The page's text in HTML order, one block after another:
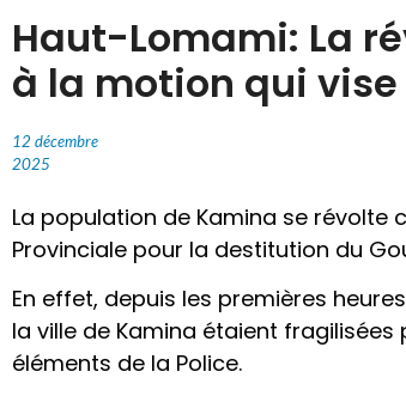
Haut-Lomami: La
à la motion qui
12 décembre
2025
La population de Kamina se révolte
Provinciale pour la destitution du
En effet, depuis les premières
la ville de Kamina étaient
éléments de la Police.